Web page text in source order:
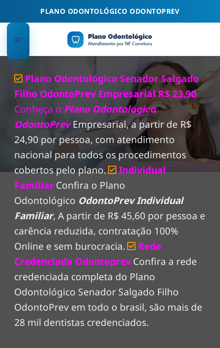
PLANO ODONTOLÓGICO ODONTOPREV
Plano Odontológico Senador Salgado
Filho OdontoPrev Empresarial R$ 23,90
Conheça o Plano Odontológico
OdontoPrev Empresarial, a partir de R$
24,90 por pessoa, com atendimento
nacional para todos os procedimentos
cobertos pelo plano.
Individual
FamiliarConfira o Plano
Odontológico OdontoPrev Individual
Familiar, A partir de R$ 45,60 por pessoa e
carência reduzida, contratação 100%
Online e sem burocracia.
Rede
Credenciada OdontoprevConfira a rede
credenciada completa do Plano
Odontológico Senador Salgado Filho
OdontoPrev em todo o brasil, são mais de
28 mil dentistas credenciados.